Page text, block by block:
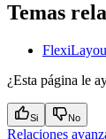
Temas
¿Esta página le
Si No
Relaciones